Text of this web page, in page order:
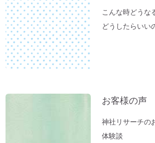
夏のニオイ解決法「生ごみ臭
高い浄化力♪ 高野山麓・和歌
泉「ゆの里」に行ってきました
【春のおそうじ】参拝前の自
社」岡田美里さんVlogより
【お寺ヒーリング：ご感想】
しい空気になっていました。
こんな時どうな
どうしたらいい
お客様の声
神社リサーチの
体験談